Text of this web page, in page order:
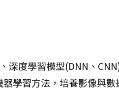
深度學習模型(DNN、
學習方法，培養影像與